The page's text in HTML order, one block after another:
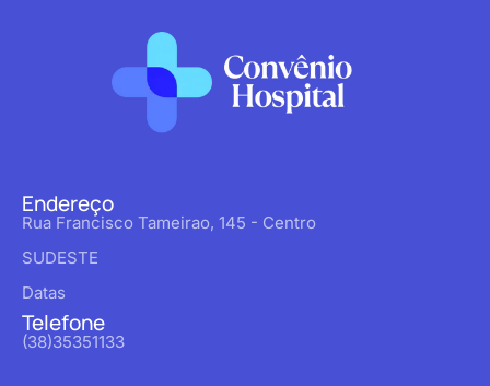
Endereço
Rua Francisco Tameirao, 145 - Centro
SUDESTE
Datas
Telefone
(38)35351133